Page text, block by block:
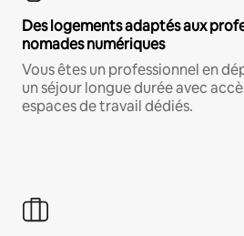
Des logements adaptés aux
nomades numériques
Vous êtes un professionnel en
un séjour longue durée avec
espaces de travail dédiés.